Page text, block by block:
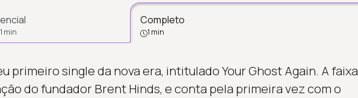
1 min
Completo
1 min
primeiro single da nova era, intitulado Your Ghost Again. A faixa
do fundador Brent Hinds, e conta pela primeira vez com o